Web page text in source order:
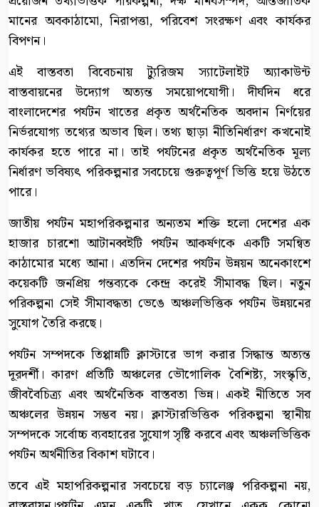
মানের অবকাঠামো, নিরাপত্তা, পরিবেশ সংরক্ষণ এবং কার্যকর
বিপণন।
এই বাস্তবতা বিবেচনায় ট্যুরিজম স্যাটেলাইট অ্যাকাউন্ট
বাস্তবায়নের উদ্যোগ অত্যন্ত সময়োপযোগী। দীর্ঘদিন ধরে
বাংলাদেশের পর্যটন খাতের প্রকৃত অর্থনৈতিক অবদান নির্ণয়ের
নির্ভরযোগ্য তথ্যের অভাব ছিল। তথ্য ছাড়া নীতিনির্ধারণ কখনোই
কার্যকর হতে পারে না। তাই পর্যটনের প্রকৃত অর্থনৈতিক মূল্য
নির্ধারণ ভবিষ্যৎ পরিকল্পনার সবচেয়ে গুরুত্বপূর্ণ ভিত্তি হয়ে উঠতে
পারে।
জাতীয় পর্যটন মহাপরিকল্পনার অন্যতম শক্তি হলো দেশের এক
হাজার চারশো আটানব্বইটি পর্যটন আকর্ষণকে একটি সমন্বিত
কাঠামোর মধ্যে আনা। এতদিন দেশের পর্যটন উন্নয়ন অনেকাংশে
কয়েকটি জনপ্রিয় গন্তব্যকে কেন্দ্র করেই সীমাবদ্ধ ছিল। নতুন
পরিকল্পনা সেই সীমাবদ্ধতা ভেঙে অঞ্চলভিত্তিক পর্যটন উন্নয়নের
সুযোগ তৈরি করছে।
পর্যটন সম্পদকে তিপ্পান্নটি ক্লাস্টারে ভাগ করার সিদ্ধান্ত অত্যন্ত
দূরদর্শী। কারণ প্রতিটি অঞ্চলের ভৌগোলিক বৈশিষ্ট্য, সংস্কৃতি,
জীববৈচিত্র্য এবং অর্থনৈতিক বাস্তবতা ভিন্ন। একই নীতিতে সব
অঞ্চলের উন্নয়ন সম্ভব নয়। ক্লাস্টারভিত্তিক পরিকল্পনা স্থানীয়
সম্পদকে সর্বোচ্চ ব্যবহারের সুযোগ সৃষ্টি করবে এবং অঞ্চলভিত্তিক
পর্যটন অর্থনীতির বিকাশ ঘটাবে।
তবে এই মহাপরিকল্পনার সবচেয়ে বড় চ্যালেঞ্জ পরিকল্পনা নয়,